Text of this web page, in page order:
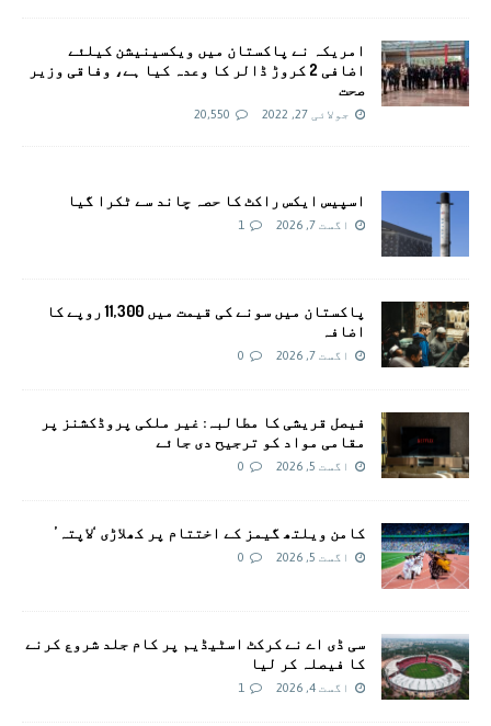
امريکہ نے پاکستان میں ویکسینیشن کیلئے
اضافی 2 کروڑ ڈالر کا وعدہ کیا ہے، وفاقی وزیر
صحت
جولائی 27, 2022 20,550
اسپیس ایکس راکٹ کا حصہ چاند سے ٹکرا گیا
اگست 7, 2026 1
پاکستان میں سونے کی قیمت میں 11,300 روپے کا
اضافہ
اگست 7, 2026 0
فیصل قریشی کا مطالبہ: غیر ملکی پروڈکشنز پر
مقامی مواد کو ترجیح دی جائے
اگست 5, 2026 0
کامن ویلتھ گیمز کے اختتام پر کھلاڑی ‘لاپتہ’
اگست 5, 2026 0
سی ڈی اے نے کرکٹ اسٹیڈیم پر کام جلد شروع کرنے
کا فیصلہ کر لیا
اگست 4, 2026 1